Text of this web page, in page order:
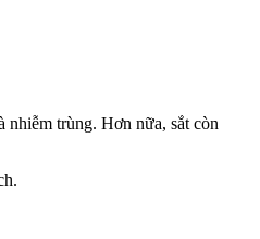
nhiễm trùng. Hơn nữa, sắt còn